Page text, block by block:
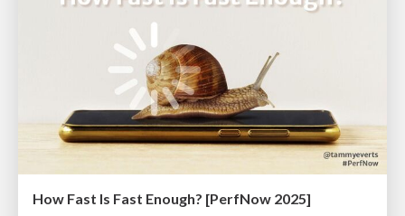
How Fast Is Fast Enough? [PerfNow 2025]